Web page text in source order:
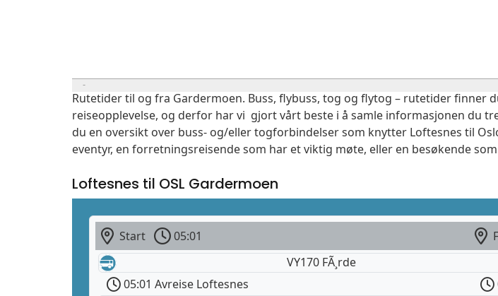
Rutetider til og fra Gardermoen. Buss, flybuss, tog og flytog – rutetider
reiseopplevelse, og derfor har vi gjort vårt beste i å samle informasjonen du
du en oversikt over buss- og/eller togforbindelser som knytter Loftesnes til
eventyr, en forretningsreisende som har et viktig møte, eller en besøkende
Loftesnes til OSL Gardermoen
Start 05:01
VY170 FÃ¸rde
05:01 Avreise Loftesnes